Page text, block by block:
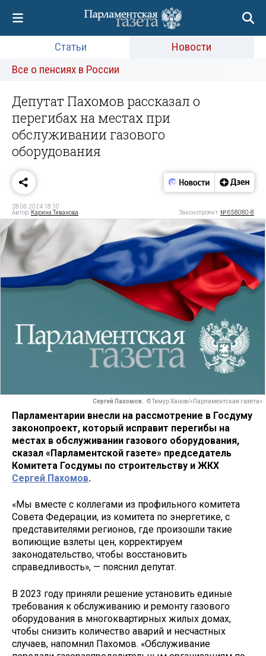
Статьи
Новости
Все о пенсиях в России
Депутат Пахомов рассказал о
перегибах на местах при
обслуживании газового
оборудования
28.06.2024 18:10
Автор: Карина Тиванова Законопроект: № 658080-8
Сергей Пахомов. © Тимур Ханов/«Парламентская газета»
Парламентарии внесли на рассмотрение в Госдуму
законопроект, который исправит перегибы на
местах в обслуживании газового оборудования,
сказал «Парламентской газете» председатель
Комитета Госдумы по строительству и ЖКХ
Сергей Пахомов.
«Мы вместе с коллегами из профильного комитета
Совета Федерации, из комитета по энергетике, с
представителями регионов, где произошли такие
вопиющие взлеты цен, корректируем
законодательство, чтобы восстановить
справедливость», — пояснил депутат.
В 2023 году приняли решение установить единые
требования к обслуживанию и ремонту газового
оборудования в многоквартирных жилых домах,
чтобы снизить количество аварий и несчастных
случаев, напомнил Пахомов. «Обслуживание